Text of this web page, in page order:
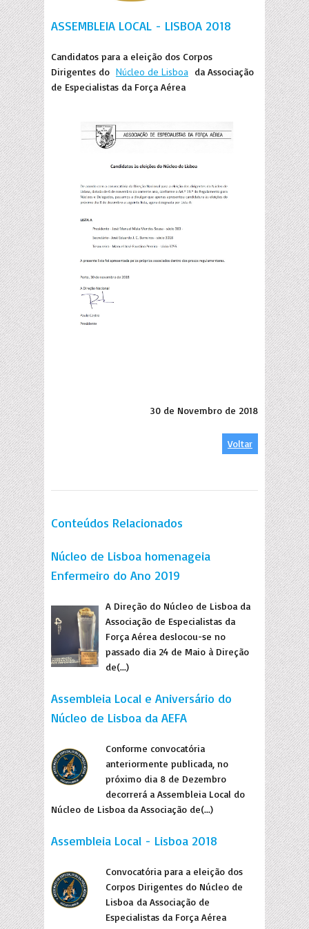
ASSEMBLEIA LOCAL - LISBOA 2018
Candidatos para a eleição dos Corpos
Dirigentes do Núcleo de Lisboa
da Associação
de Especialistas da Força Aérea
30 de Novembro de 2018
Voltar
Conteúdos Relacionados
Núcleo de Lisboa homenageia
Enfermeiro do Ano 2019
A Direção do Núcleo de Lisboa da
Associação de Especialistas da
Força Aérea deslocou-se no
passado dia 24 de Maio à Direção
de(...)
Assembleia Local e Aniversário do
Núcleo de Lisboa da AEFA
Conforme convocatória
anteriormente publicada, no
próximo dia 8 de Dezembro
decorrerá a Assembleia Local do
Núcleo de Lisboa da Associação de(...)
Assembleia Local - Lisboa 2018
Convocatória para a eleição dos
Corpos Dirigentes do Núcleo de
Lisboa da Associação de
Especialistas da Força Aérea